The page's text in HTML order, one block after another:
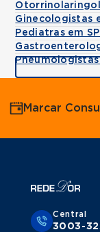
Ginecologistas
Pediatras em
Pneumologistas
Marcar
Central
3003-